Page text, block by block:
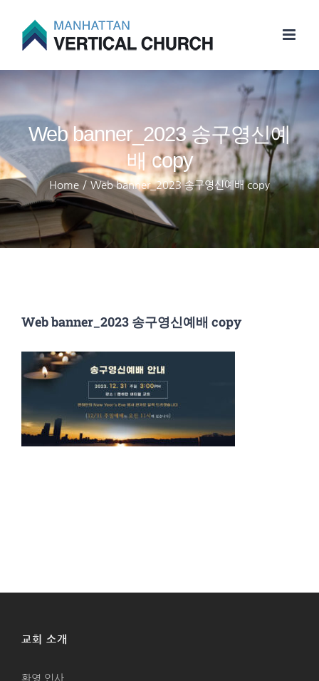
Web banner_2023 송구영신예
배 copy
Home / Web banner_2023 송구영신예배 copy
Web banner_2023 송구영신예배 copy
교회 소개
환영 인사